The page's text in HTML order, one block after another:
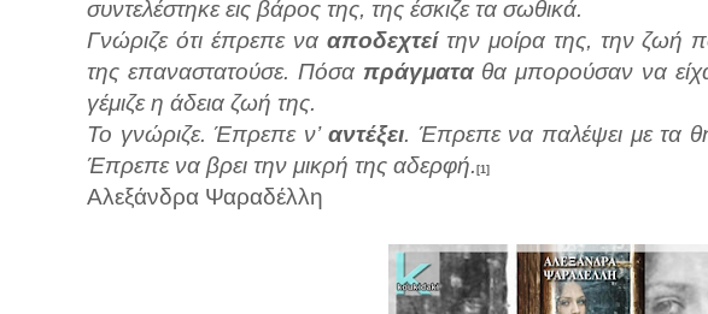
συντελέστηκε εις βάρος της, της έσκιζε τα σωθικά.
Γνώριζε ότι έπρεπε να αποδεχτεί την μοίρα της, την ζωή
της επαναστατούσε. Πόσα πράγματα θα μπορούσαν να
γέμιζε η άδεια ζωή της.
Το γνώριζε. Έπρεπε ν’ αντέξει. Έπρεπε να παλέψει με τα
Έπρεπε να βρει την μικρή της αδερφή. [1]
Αλεξάνδρα Ψαραδέλλη